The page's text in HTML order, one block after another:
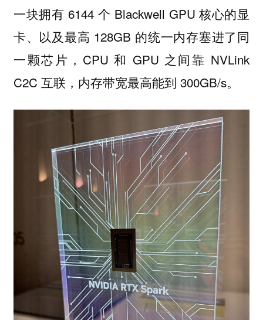
一块拥有 6144 个 Blackwell GPU 核心的显
卡、以及最高 128GB 的统一内存塞进了同
一颗芯片，CPU 和 GPU 之间靠 NVLink
C2C 互联，内存带宽最高能到 300GB/s。